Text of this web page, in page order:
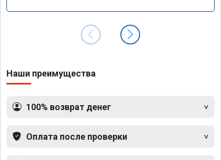
Наши преимущества
100% возврат денег
Оплата после проверки